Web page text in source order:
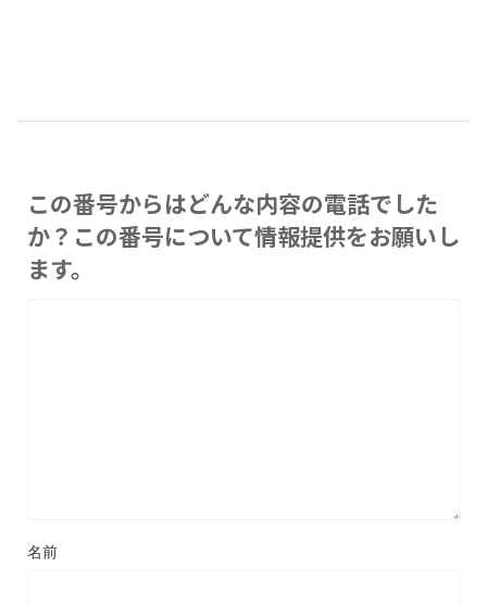
この番号からはどんな内容の電話でした
か？この番号について情報提供をお願いし
ます。
名前